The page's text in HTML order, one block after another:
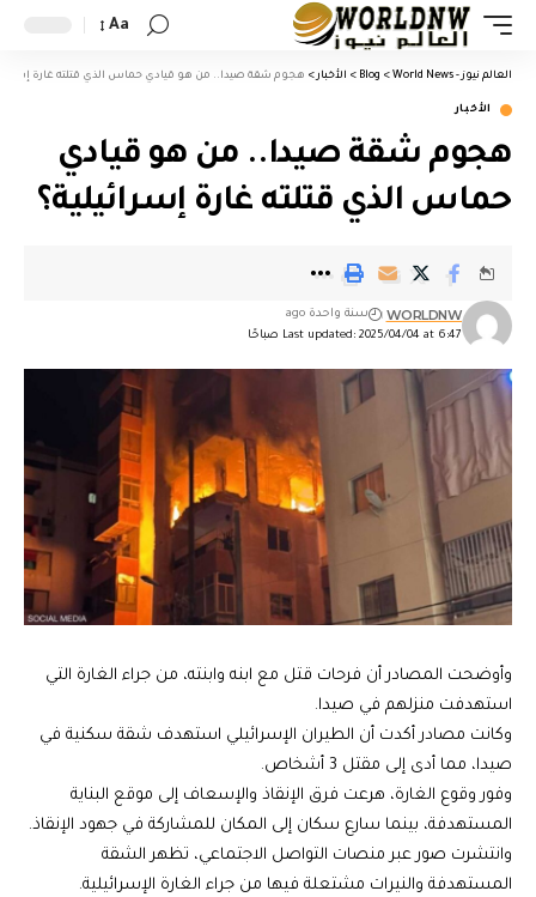
Aa
العالم نيوز - World News >
Blog
> الأخبار > هجوم شقة صيدا.. من هو قيادي حماس الذي قتلته غارة
الأخبار
هجوم شقة صيدا.. من هو قيادي
حماس الذي قتلته غارة إسرائيلية؟
Last updated: 2025/04/04 at 6:47 صباحًا
WORLDNW سنة واحدة ago
وأوضحت المصادر أن فرحات قتل مع ابنه وابنته، من جراء الغارة التي
استهدفت منزلهم في صيدا.
وكانت مصادر أكدت أن الطيران الإسرائيلي استهدف شقة سكنية في
صيدا، مما أدى إلى مقتل 3 أشخاص.
وفور وقوع الغارة، هرعت فرق الإنقاذ والإسعاف إلى موقع البناية
المستهدفة، بينما سارع سكان إلى المكان للمشاركة في جهود الإنقاذ.
وانتشرت صور عبر منصات التواصل الاجتماعي، تظهر الشقة
المستهدفة والنيرات مشتعلة فيها من جراء الغارة الإسرائيلية.